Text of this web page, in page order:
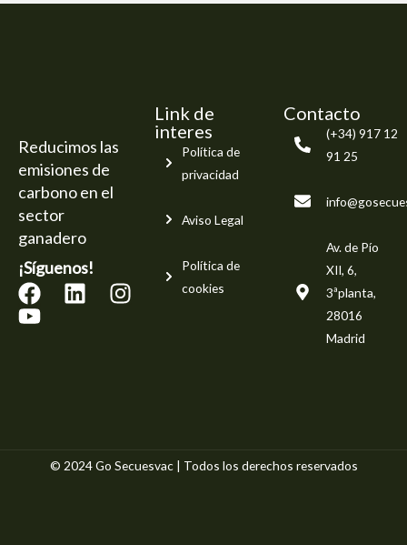
Reducimos las
emisiones de
carbono en el
sector
ganadero
¡Síguenos!
F
a
L
I
m
Y
o
Link de
interes
Política de
privacidad
Aviso Legal
Política de
cookies
Contacto
(+34) 917 12
91 25
Av. de Pío
XII, 6,
3ªplanta,
28016
Madrid
© 2024 Go Secuesvac | Todos los derechos reservados